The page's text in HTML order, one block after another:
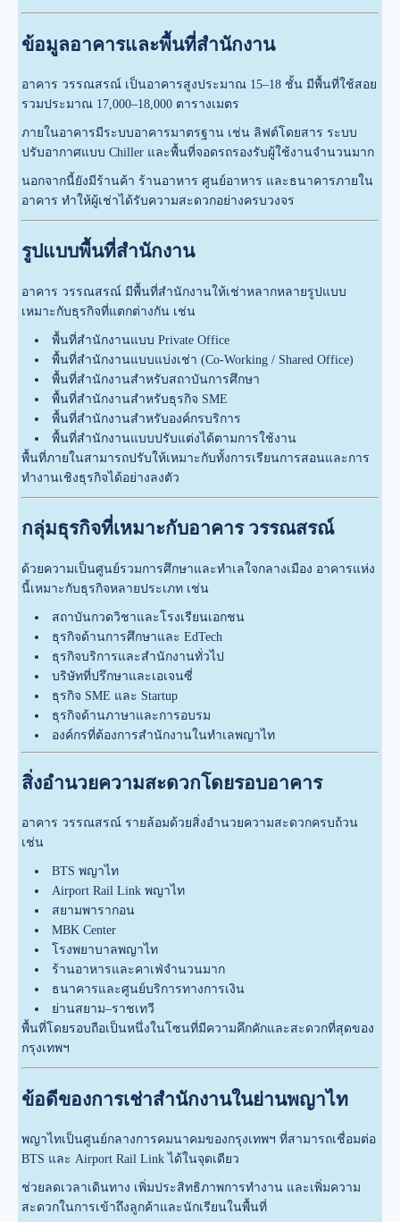
ข้อมูลอาคารและพื้นที่สำนักงาน
อาคาร วรรณสรณ์ เป็นอาคารสูงประมาณ 15–18 ชั้น มีพื้นที่ใช้สอย
รวมประมาณ 17,000–18,000 ตารางเมตร
ภายในอาคารมีระบบอาคารมาตรฐาน เช่น ลิฟต์โดยสาร ระบบ
ปรับอากาศแบบ Chiller และพื้นที่จอดรถรองรับผู้ใช้งานจำนวนมาก
นอกจากนี้ยังมีร้านค้า ร้านอาหาร ศูนย์อาหาร และธนาคารภายใน
อาคาร ทำให้ผู้เช่าได้รับความสะดวกอย่างครบวงจร
รูปแบบพื้นที่สำนักงาน
อาคาร วรรณสรณ์ มีพื้นที่สำนักงานให้เช่าหลากหลายรูปแบบ
เหมาะกับธุรกิจที่แตกต่างกัน เช่น
พื้นที่สำนักงานแบบ Private Office
พื้นที่สำนักงานแบบแบ่งเช่า (Co-Working / Shared Office)
พื้นที่สำนักงานสำหรับสถาบันการศึกษา
พื้นที่สำนักงานสำหรับธุรกิจ SME
พื้นที่สำนักงานสำหรับองค์กรบริการ
พื้นที่สำนักงานแบบปรับแต่งได้ตามการใช้งาน
พื้นที่ภายในสามารถปรับให้เหมาะกับทั้งการเรียนการสอนและการ
ทำงานเชิงธุรกิจได้อย่างลงตัว
กลุ่มธุรกิจที่เหมาะกับอาคาร วรรณสรณ์
ด้วยความเป็นศูนย์รวมการศึกษาและทำเลใจกลางเมือง อาคารแห่ง
นี้เหมาะกับธุรกิจหลายประเภท เช่น
สถาบันกวดวิชาและโรงเรียนเอกชน
ธุรกิจด้านการศึกษาและ EdTech
ธุรกิจบริการและสำนักงานทั่วไป
บริษัทที่ปรึกษาและเอเจนซี่
ธุรกิจ SME และ Startup
ธุรกิจด้านภาษาและการอบรม
องค์กรที่ต้องการสำนักงานในทำเลพญาไท
สิ่งอำนวยความสะดวกโดยรอบอาคาร
อาคาร วรรณสรณ์ รายล้อมด้วยสิ่งอำนวยความสะดวกครบถ้วน
เช่น
BTS พญาไท
Airport Rail Link พญาไท
สยามพารากอน
MBK Center
โรงพยาบาลพญาไท
ร้านอาหารและคาเฟ่จำนวนมาก
ธนาคารและศูนย์บริการทางการเงิน
ย่านสยาม–ราชเทวี
พื้นที่โดยรอบถือเป็นหนึ่งในโซนที่มีความคึกคักและสะดวกที่สุดของ
กรุงเทพฯ
ข้อดีของการเช่าสำนักงานในย่านพญาไท
พญาไทเป็นศูนย์กลางการคมนาคมของกรุงเทพฯ ที่สามารถเชื่อมต่อ
BTS และ Airport Rail Link ได้ในจุดเดียว
ช่วยลดเวลาเดินทาง เพิ่มประสิทธิภาพการทำงาน และเพิ่มความ
สะดวกในการเข้าถึงลูกค้าและนักเรียนในพื้นที่